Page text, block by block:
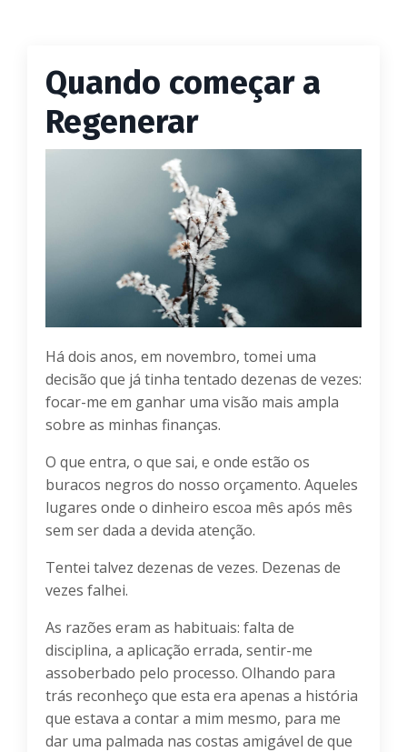
Quando começar a
Regenerar
Há dois anos, em novembro, tomei uma
decisão que já tinha tentado dezenas de vezes:
focar-me em ganhar uma visão mais ampla
sobre as minhas finanças.
O que entra, o que sai, e onde estão os
buracos negros do nosso orçamento. Aqueles
lugares onde o dinheiro escoa mês após mês
sem ser dada a devida atenção.
Tentei talvez dezenas de vezes. Dezenas de
vezes falhei.
As razões eram as habituais: falta de
disciplina, a aplicação errada, sentir-me
assoberbado pelo processo. Olhando para
trás reconheço que esta era apenas a história
que estava a contar a mim mesmo, para me
dar uma palmada nas costas amigável de que